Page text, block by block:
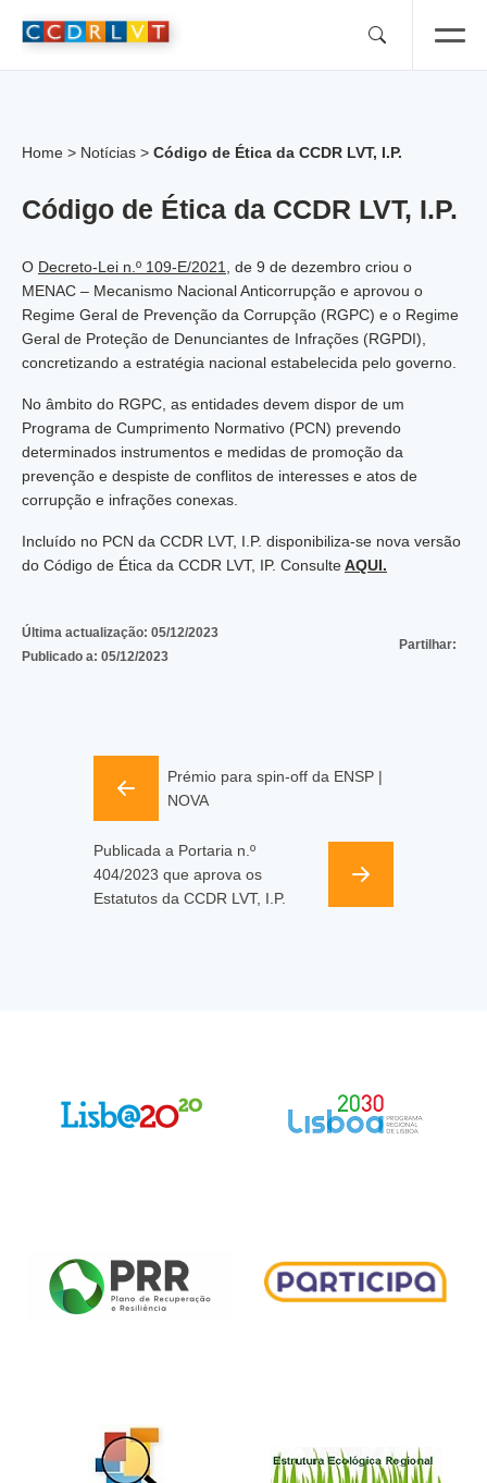
Home > Notícias > Código de Ética da CCDR LVT, I.P.
Código de Ética da CCDR LVT, I.P.
O Decreto-Lei n.º 109-E/2021
, de 9 de dezembro criou o
MENAC – Mecanismo Nacional Anticorrupção e aprovou o
Regime Geral de Prevenção da Corrupção (RGPC) e o Regime
Geral de Proteção de Denunciantes de Infrações (RGPDI),
concretizando a estratégia nacional estabelecida pelo governo.
No âmbito do RGPC, as entidades devem dispor de um
Programa de Cumprimento Normativo (PCN) prevendo
determinados instrumentos e medidas de promoção da
prevenção e despiste de conflitos de interesses e atos de
corrupção e infrações conexas.
Incluído no PCN da CCDR LVT, I.P. disponibiliza-se nova versão
do Código de Ética da CCDR LVT, IP. ConsulteAQUI.
Última actualização: 05/12/2023
Publicado a: 05/12/2023
Partilhar:
Prémio para spin-off da ENSP |
NOVA
Publicada a Portaria n.º
404/2023 que aprova os
Estatutos da CCDR LVT, I.P.